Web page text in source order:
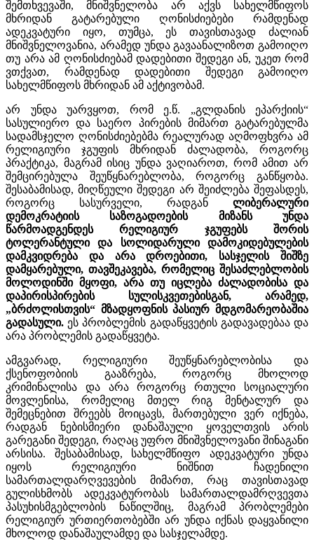
შემთხვევაში, მნიშვნელობა არ აქვს სახელმწიფოს
მხრიდან გატარებული ღონისძიებები რამდენად
ადეკვატური იყო, თუმცა, ეს თავისთავად ძალიან
მნიშვნელოვანია, არამედ უნდა გავაანალიზოთ გამოიღო
თუ არა ამ ღონისძიებამ დადებითი შედეგი ან, უკეთ რომ
ვთქვათ, რამდენად დადებითი შედეგი გამოიღო
სახელმწიფოს მხრიდან ამ აქტივობამ.
არ უნდა უარვყოთ, რომ ე.წ. „გლდანის ეპარქიის“
სასულიერო და საერო პირების მიმართ გატარებულმა
სადამსჯელო ღონისძიებებმა რეალურად აღმოფხვრა ამ
რელიგიური ჯგუფის მხრიდან ძალადობა, როგორც
პრაქტიკა, მაგრამ ისიც უნდა ვაღიაროთ, რომ ამით არ
შემცირებულა შეუწყნარებლობა, როგორც განწყობა.
შესაბამისად, მიღწეული შედეგი არ შეიძლება შეფასდეს,
როგორც სასურველი, რადგან ლიბერალური
დემოკრატიის საზოგადოების მიზანს უნდა
წარმოადგენდეს რელიგიურ ჯგუფებს შორის
ტოლერანტული და სოლიდარული დამოკიდებულების
დამკვიდრება და არა დროებითი, სასჯელის შიშზე
დამყარებული, თავშეკავება, რომელიც შესაძლებლობის
მოლოდინში მყოფი, არა თუ იცლება ძალადობისა და
დაპირისპირების სულისკვეთებისგან, არამედ,
„ბრძოლისთვის“ მზადყოფნის პასიურ მდგომარეობაშია
გადასული. ეს პრობლემის გადაწყვეტის გადავადებაა და
არა პრობლემის გადაწყვეტა.
ამგვარად, რელიგიური შეუწყნარებლობისა და
ქსენოფობიის გააზრება, როგორც მხოლოდ
კრიმინალისა და არა როგორც რთული სოციალური
მოვლენისა, რომელიც მთელ რიგ მენტალურ და
შემეცნებით შრეებს მოიცავს, მართებული ვერ იქნება,
რადგან ნებისმიერი დანაშაული ყოველთვის არის
გარეგანი შედეგი, რაღაც უფრო მნიშვნელოვანი შინაგანი
არსისა. შესაბამისად, სახელმწიფო ადეკვატური უნდა
იყოს რელიგიური ნიშნით ჩადენილი
სამართალდარღვევების მიმართ, რაც თავისთავად
გულისხმობს ადეკვატურობას სამართალდამრღვევთა
პასუხისმგებლობის ნაწილშიც, მაგრამ პრობლემები
რელიგიურ ურთიერთობებში არ უნდა იქნას დაყვანილი
მხოლოდ დანაშაულამდე და სასჯელამდე.